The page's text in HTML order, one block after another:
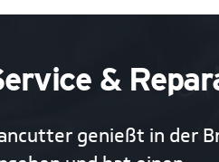
&
genießt in der